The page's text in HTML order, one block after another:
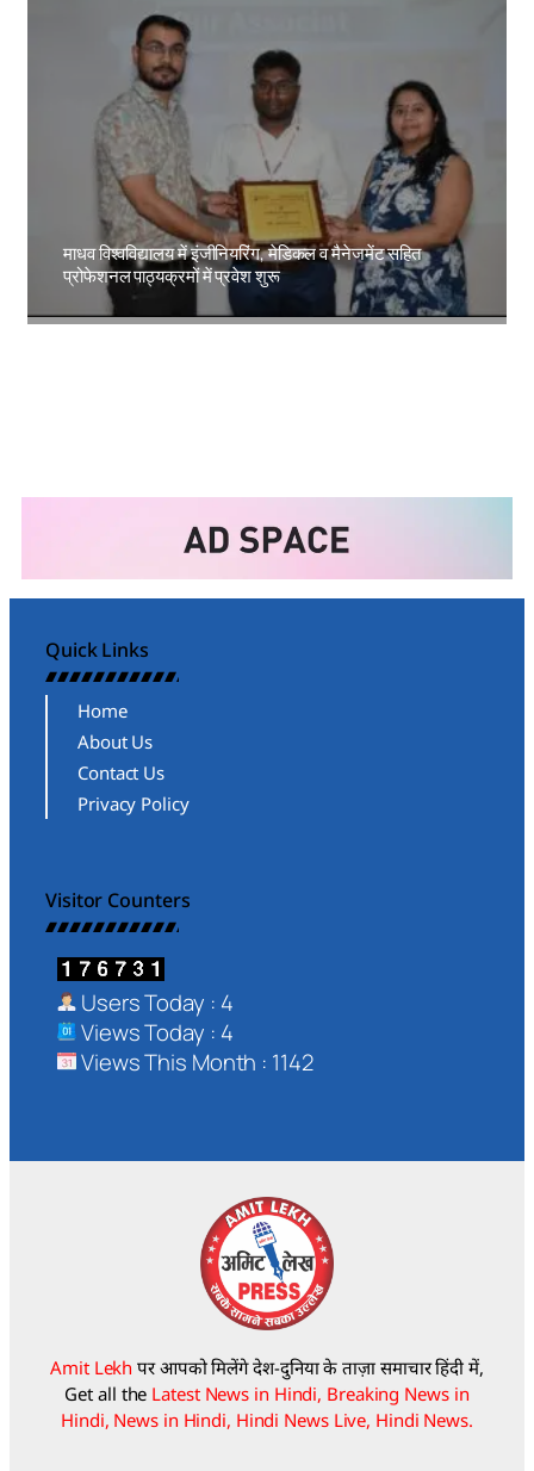
माधव विश्वविद्यालय में इंजीनियरिंग, मेडिकल व मैनेजमेंट सहित
प्रोफेशनल पाठ्यक्रमों में प्रवेश शुरू
Amit Lekh
Quick Links
Home
About Us
Contact Us
Privacy Policy
Visitor Counters
Users Today : 4
Views Today : 4
Views This Month : 1142
Amit Lekh पर आपको मिलेंगे देश-दुनिया के ताज़ा समाचार हिंदी में,
Get all the Latest News in Hindi, Breaking News in
Hindi, News in Hindi, Hindi News Live, Hindi News.